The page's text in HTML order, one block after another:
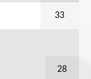
33
28